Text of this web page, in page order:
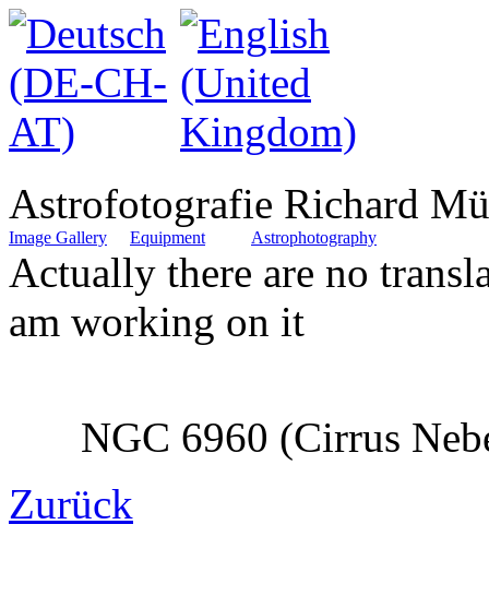
Astrofotografie Richard
Image Gallery Equipment Astrophotography
Actually there are no
am working on it
NGC 6960 (Cirrus
Zurück